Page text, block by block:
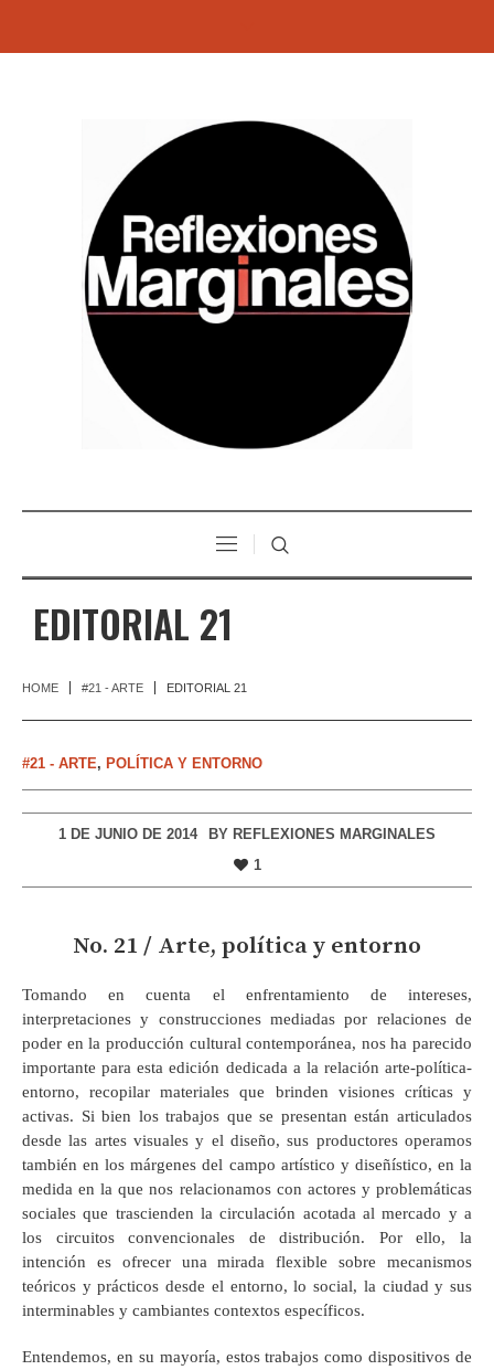
EDITORIAL 21
HOME #21 - ARTE EDITORIAL 21
#21 - ARTE, POLÍTICA Y ENTORNO
1 DE JUNIO DE 2014 BY REFLEXIONES MARGINALES
1
No. 21 / Arte, política y entorno
Tomando en cuenta el enfrentamiento de intereses,
interpretaciones y construcciones mediadas por relaciones de
poder en la producción cultural contemporánea, nos ha parecido
importante para esta edición dedicada a la relación arte-política-
entorno, recopilar materiales que brinden visiones críticas y
activas. Si bien los trabajos que se presentan están articulados
desde las artes visuales y el diseño, sus productores operamos
también en los márgenes del campo artístico y diseñístico, en la
medida en la que nos relacionamos con actores y problemáticas
sociales que trascienden la circulación acotada al mercado y a
los circuitos convencionales de distribución. Por ello, la
intención es ofrecer una mirada flexible sobre mecanismos
teóricos y prácticos desde el entorno, lo social, la ciudad y sus
interminables y cambiantes contextos específicos.
Entendemos, en su mayoría, estos trabajos como dispositivos de